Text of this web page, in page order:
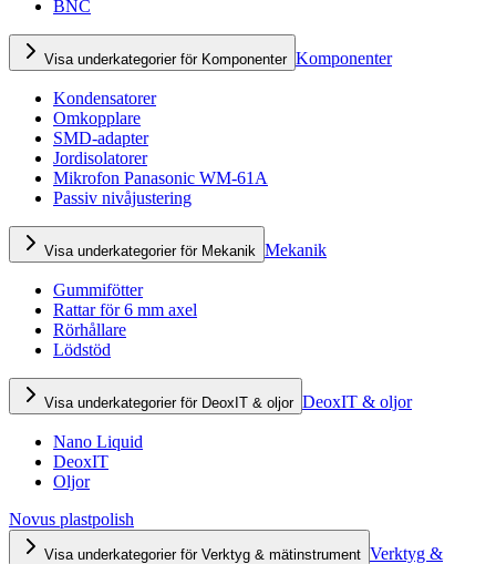
BNC
Visa underkategorier för Komponenter Komponenter
Kondensatorer
Omkopplare
SMD-adapter
Jordisolatorer
Mikrofon Panasonic WM-61A
Passiv nivåjustering
Visa underkategorier för Mekanik Mekanik
Gummifötter
Rattar för 6 mm axel
Rörhållare
Lödstöd
Visa underkategorier för DeoxIT & oljor DeoxIT & oljor
Nano Liquid
DeoxIT
Oljor
Novus plastpolish
Visa underkategorier för Verktyg & mätinstrument Verktyg &